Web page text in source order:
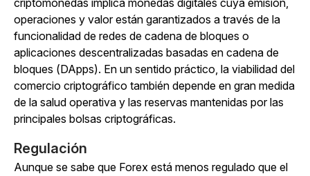
criptomonedas implica monedas digitales cuya emisión,
operaciones y valor están garantizados a través de la
funcionalidad de redes de cadena de bloques o
aplicaciones descentralizadas basadas en cadena de
bloques (DApps). En un sentido práctico, la viabilidad del
comercio criptográfico también depende en gran medida
de la salud operativa y las reservas mantenidas por las
principales bolsas criptográficas.
Regulación
Aunque se sabe que Forex está menos regulado que el